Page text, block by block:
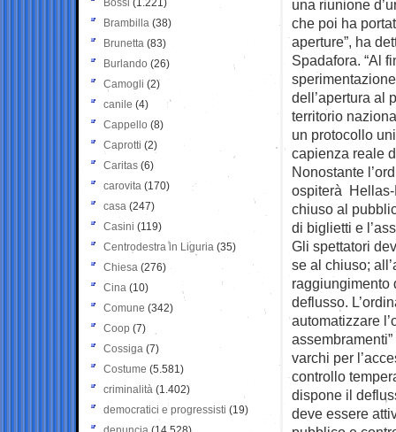
una riunione
che poi ha
aperture”, ha
Spadafora. “Al
dell’apertura al
territorio
un protocollo
capienza reale
Nonostante
ospiterà
chiuso al
di biglietti e
Gli spettatori
se al chiuso;
raggiungimento
deflusso.
automatizzare
varchi per
controllo
dispone il
deve essere
Bossi (1.221)
Brambilla (38)
Brunetta (83)
Burlando (26)
Camogli (2)
canile (4)
Cappello (8)
Caprotti (2)
Caritas (6)
carovita (170)
casa (247)
Casini (119)
Centrodestra in Liguria (35)
Chiesa (276)
Cina (10)
Comune (342)
Coop (7)
Cossiga (7)
Costume (5.581)
criminalità (1.402)
democratici e progressisti (19)